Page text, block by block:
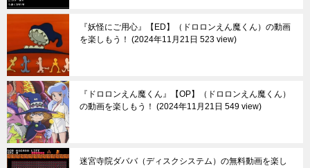
『妖怪にご用心』【ED】（ドロロンえん魔くん）の動画
を楽しもう！
2024年11月21日 523 view
『ドロロンえん魔くん』【OP】（ドロロンえん魔くん）
の動画を楽しもう！
2024年11月21日 549 view
迷宮寺院ダババ（ディスクシステム）の無料動画を楽し